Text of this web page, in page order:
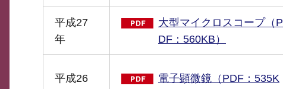
平成27
年
大型マイクロスコープ（P
DF：560KB）
平成26
電子顕微鏡（PDF：535K